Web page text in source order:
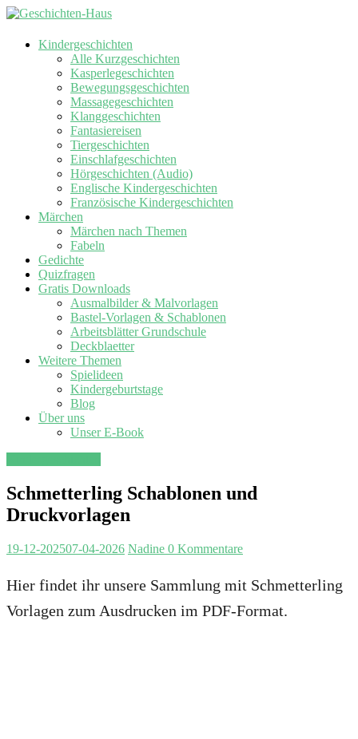
Kindergeschichten
Alle Kurzgeschichten
Kasperlegeschichten
Bewegungsgeschichten
Massagegeschichten
Klanggeschichten
Fantasiereisen
Tiergeschichten
Einschlafgeschichten
Hörgeschichten (Audio)
Englische Kindergeschichten
Französische Kindergeschichten
Märchen
Märchen nach Themen
Fabeln
Gedichte
Quizfragen
Gratis Downloads
Ausmalbilder & Malvorlagen
Bastel-Vorlagen & Schablonen
Arbeitsblätter Grundschule
Deckblaetter
Weitere Themen
Spielideen
Kindergeburtstage
Blog
Über uns
Unser E-Book
Schmetterling Schablonen und
Druckvorlagen
19-12-202507-04-2026 Nadine 0 Kommentare
Hier findet ihr unsere Sammlung mit Schmetterling
Vorlagen zum Ausdrucken im PDF-Format.